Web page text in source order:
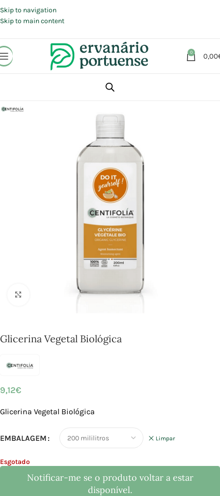
Skip to navigation
Skip to main content
0 0,00
Beleza | Cosmética | Higiene
Glicerina Vegetal Biológica
9,12€
Glicerina Vegetal Biológica
EMBALAGEM Limpar
Esgotado
Notificar-me se o produto voltar a estar
disponível.